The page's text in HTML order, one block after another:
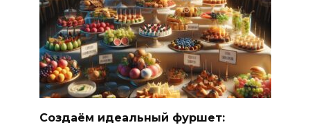
Создаём идеальный фуршет: